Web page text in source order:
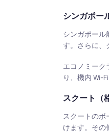
シンガポー
シンガポール
す。さらに、
エコノミーク
り、機内 Wi-
スクート（
スクートのボ
けます。その